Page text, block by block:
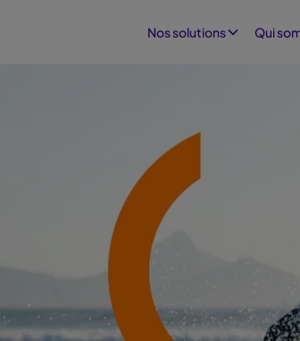
Nos solutions Qui